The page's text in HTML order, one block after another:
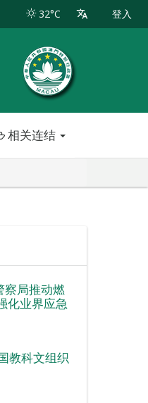
32°C 登入
相关连结
察局推动燃
化业界应急
教科文组织